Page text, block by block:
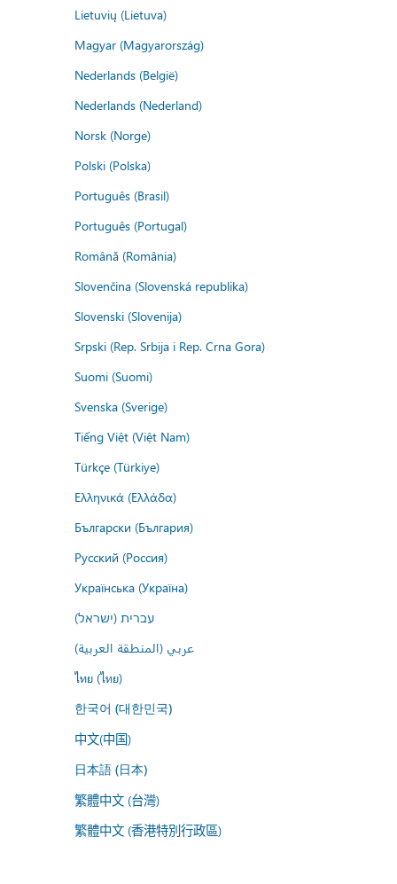
Lietuvių (Lietuva)
Magyar (Magyarország)
Nederlands (België)
Nederlands (Nederland)
Norsk (Norge)
Polski (Polska)
Português (Brasil)
Português (Portugal)
Română (România)
Slovenčina (Slovenská republika)
Slovenski (Slovenija)
Srpski (Rep. Srbija i Rep. Crna Gora)
Suomi (Suomi)
Svenska (Sverige)
Tiếng Việt (Việt Nam)
Türkçe (Türkiye)
Ελληνικά (Ελλάδα)
Български (България)
Русский (Россия)
Українська (Україна)
עברית (ישראל)
عربي (المنطقة العربية)
ไทย (ไทย)
한국어 (대한민국)
中文(中国)
日本語 (日本)
繁體中文 (台灣)
繁體中文 (香港特別行政區)